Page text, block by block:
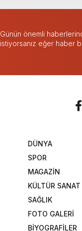
Günün önemli
istiyorsanız eğer haber
DÜNYA
SPOR
MAGAZİN
KÜLTÜR SANAT
SAĞLIK
FOTO GALERİ
BİYOGRAFİLER